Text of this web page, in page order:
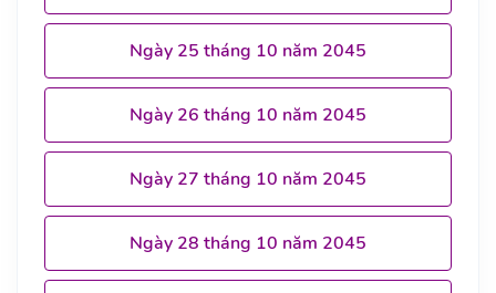
Ngày 25 tháng 10 năm 2045
Ngày 26 tháng 10 năm 2045
Ngày 27 tháng 10 năm 2045
Ngày 28 tháng 10 năm 2045